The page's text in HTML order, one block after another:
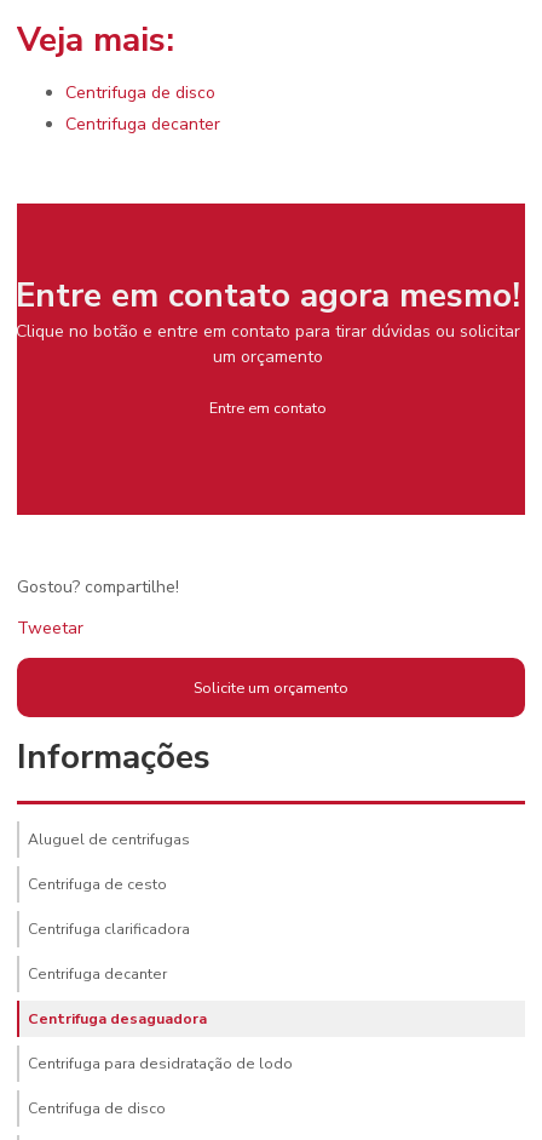
Veja mais:
Centrifuga de disco
Centrifuga decanter
Entre em contato agora mesmo!
Clique no botão e entre em contato para tirar dúvidas ou solicitar
um orçamento
Entre em contato
Gostou? compartilhe!
Tweetar
Solicite um orçamento
Informações
Aluguel de centrifugas
Centrifuga de cesto
Centrifuga clarificadora
Centrifuga decanter
Centrifuga desaguadora
Centrifuga para desidratação de lodo
Centrifuga de disco